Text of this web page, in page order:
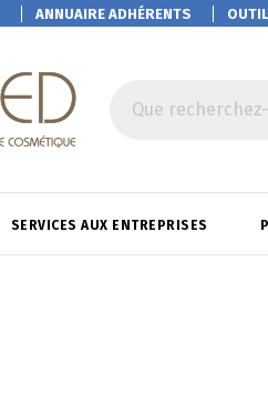
ANNUAIRE ADHÉRENTS
Que
SERVICES AUX ENTREPRISES